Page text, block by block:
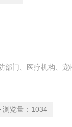
部门、医疗机构、宠
浏览量： 1034